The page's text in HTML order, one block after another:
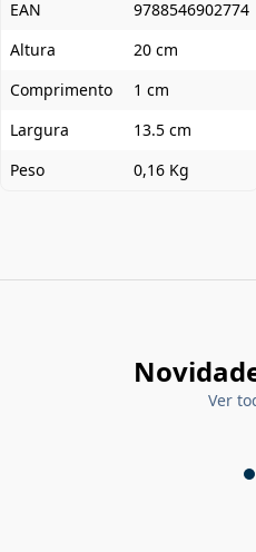
EAN
9788546902774
Altura
20 cm
Comprimento
1 cm
Largura
13.5 cm
Peso
0,16 Kg
Ver